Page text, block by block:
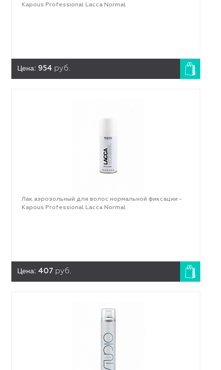
Kapous Professional Lacca Normal
Цена: 954 руб.
Лак аэрозольный для волос нормальной фиксации -
Kapous Professional Lacca Normal
Цена: 407 руб.